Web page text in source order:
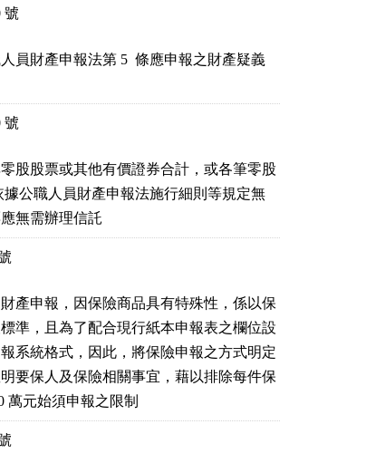
號
員財產申報法第 5  條應申報之財產疑義
號
股股票或其他有價證券合計，或各筆零股
據公職人員財產申報法施行細則等規定無
無需辦理信託
產申報，因保險商品具有特殊性，係以保
準，且為了配合現行紙本申報表之欄位設
系統格式，因此，將保險申報之方式明定
要保人及保險相關事宜，藉以排除每件保
萬元始須申報之限制